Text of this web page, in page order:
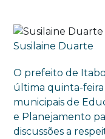
Susilaine Duarte
O prefeito de
última quinta-feira
municipais de
e Planejamento
discussões a